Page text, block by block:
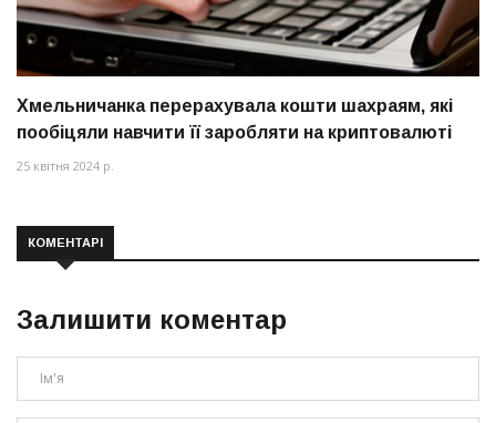
Хмельничанка перерахувала кошти шахраям, які
пообіцяли навчити її заробляти на криптовалюті
25 квітня 2024 р.
КОМЕНТАРІ
Залишити коментар